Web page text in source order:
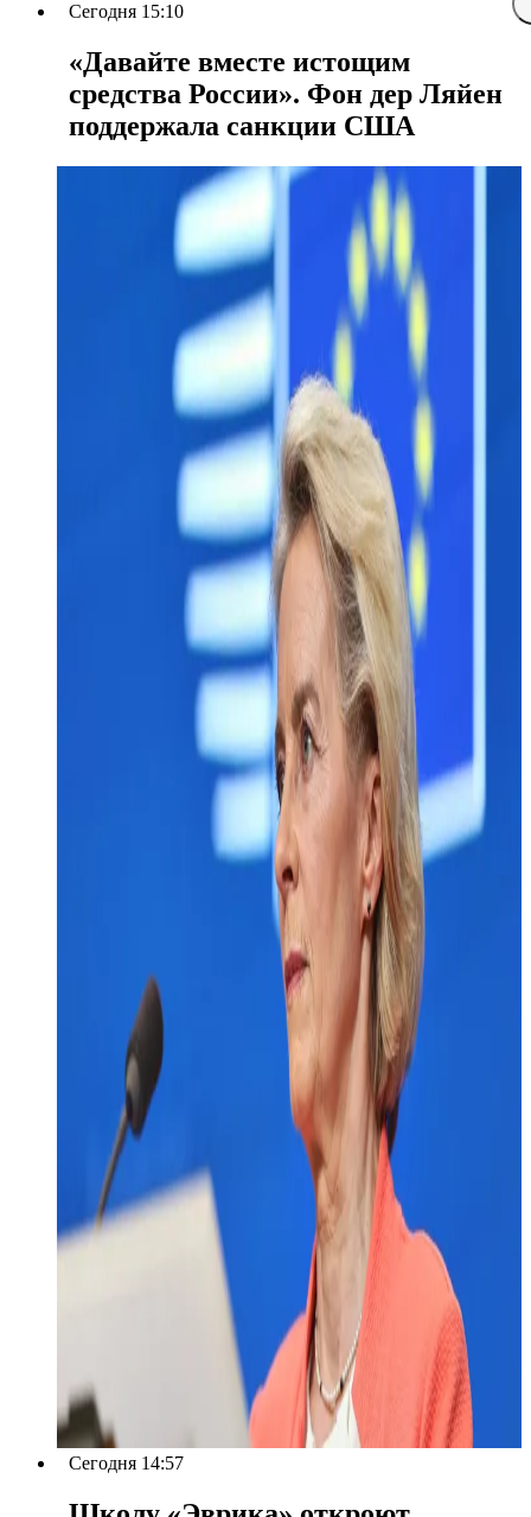
Сегодня 15:10
«Давайте вместе истощим
средства России». Фон дер Ляйен
поддержала санкции США
Сегодня 14:57